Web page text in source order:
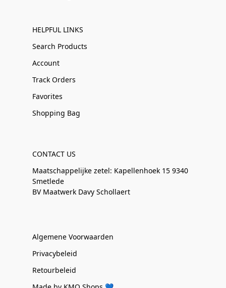
HELPFUL LINKS
Search Products
Account
Track Orders
Favorites
Shopping Bag
CONTACT US
Maatschappelijke zetel: Kapellenhoek 15 9340
Smetlede
BV Maatwerk Davy Schollaert
Algemene Voorwaarden
Privacybeleid
Retourbeleid